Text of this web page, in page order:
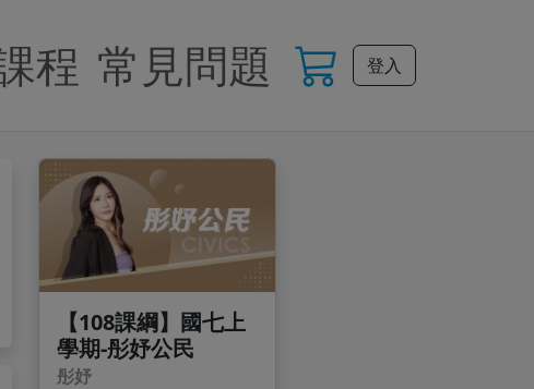
程 常見問題 登入
【108課綱】國七上
學期-彤妤公民
彤妤